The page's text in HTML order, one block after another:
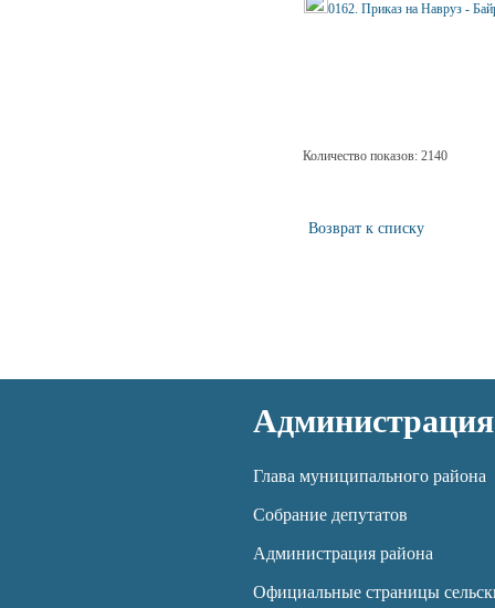
0162. Приказ на Навруз -
Количество показов: 2140
Возврат к списку
Администрация
Глава муниципального района
Собрание депутатов
Администрация района
Официальные страницы